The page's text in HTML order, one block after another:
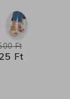
Ft
Ft